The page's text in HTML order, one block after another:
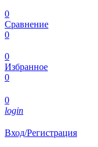
0
Сравнение
0
0
Избранное
0
0
login
Вход/Регистрация